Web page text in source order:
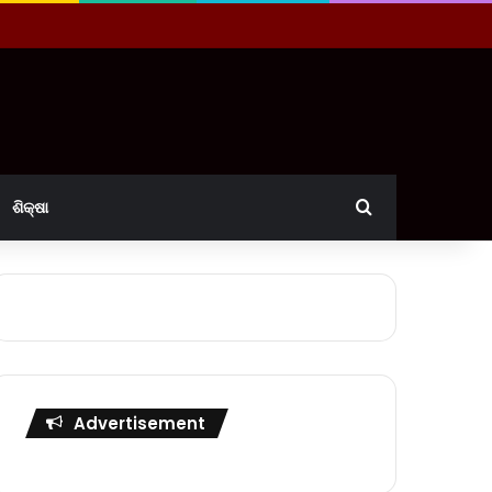
ଶିକ୍ଷା Search for
Advertisement